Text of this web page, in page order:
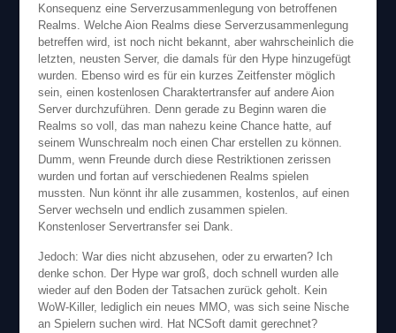
Konsequenz eine Serverzusammenlegung von betroffenen
Realms. Welche Aion Realms diese Serverzusammenlegung
betreffen wird, ist noch nicht bekannt, aber wahrscheinlich die
letzten, neusten Server, die damals für den Hype hinzugefügt
wurden. Ebenso wird es für ein kurzes Zeitfenster möglich
sein, einen kostenlosen Charaktertransfer auf andere Aion
Server durchzuführen. Denn gerade zu Beginn waren die
Realms so voll, das man nahezu keine Chance hatte, auf
seinem Wunschrealm noch einen Char erstellen zu können.
Dumm, wenn Freunde durch diese Restriktionen zerissen
wurden und fortan auf verschiedenen Realms spielen
mussten. Nun könnt ihr alle zusammen, kostenlos, auf einen
Server wechseln und endlich zusammen spielen.
Konstenloser Servertransfer sei Dank.
Jedoch: War dies nicht abzusehen, oder zu erwarten? Ich
denke schon. Der Hype war groß, doch schnell wurden alle
wieder auf den Boden der Tatsachen zurück geholt. Kein
WoW-Killer, lediglich ein neues MMO, was sich seine Nische
an Spielern suchen wird. Hat NCSoft damit gerechnet?